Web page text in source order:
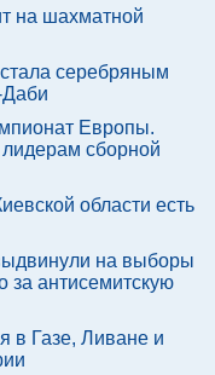
на шахматной
серебряным
Европы.
сборной
области есть
на выборы
за антисемитскую
в Газе, Ливане и